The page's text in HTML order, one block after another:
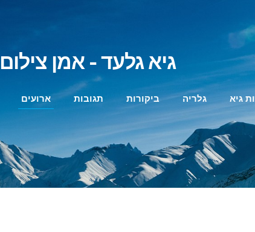
גיא גלעד - אמן צילום
גיא גלריה ביקורות תגובות ארועים